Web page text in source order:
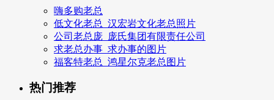
嗨多购老总
低文化老总_汉宏岩文化老总照片
公司老总庞_庞氏集团有限责任公司
求老总办事_求办事的图片
福客特老总_鸿星尔克老总图片
热门推荐